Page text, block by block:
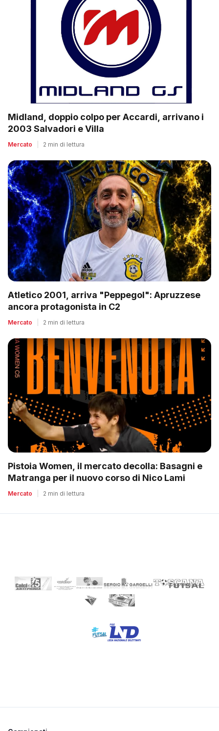
Midland, doppio colpo per Accardi, arrivano i
2003 Salvadori e Villa
Mercato 2 min di lettura
Atletico 2001, arriva "Peppegol": Apruzzese
ancora protagonista in C2
Mercato 2 min di lettura
Pistoia Women, il mercato decolla: Basagni e
Matranga per il nuovo corso di Nico Lami
Mercato 2 min di lettura